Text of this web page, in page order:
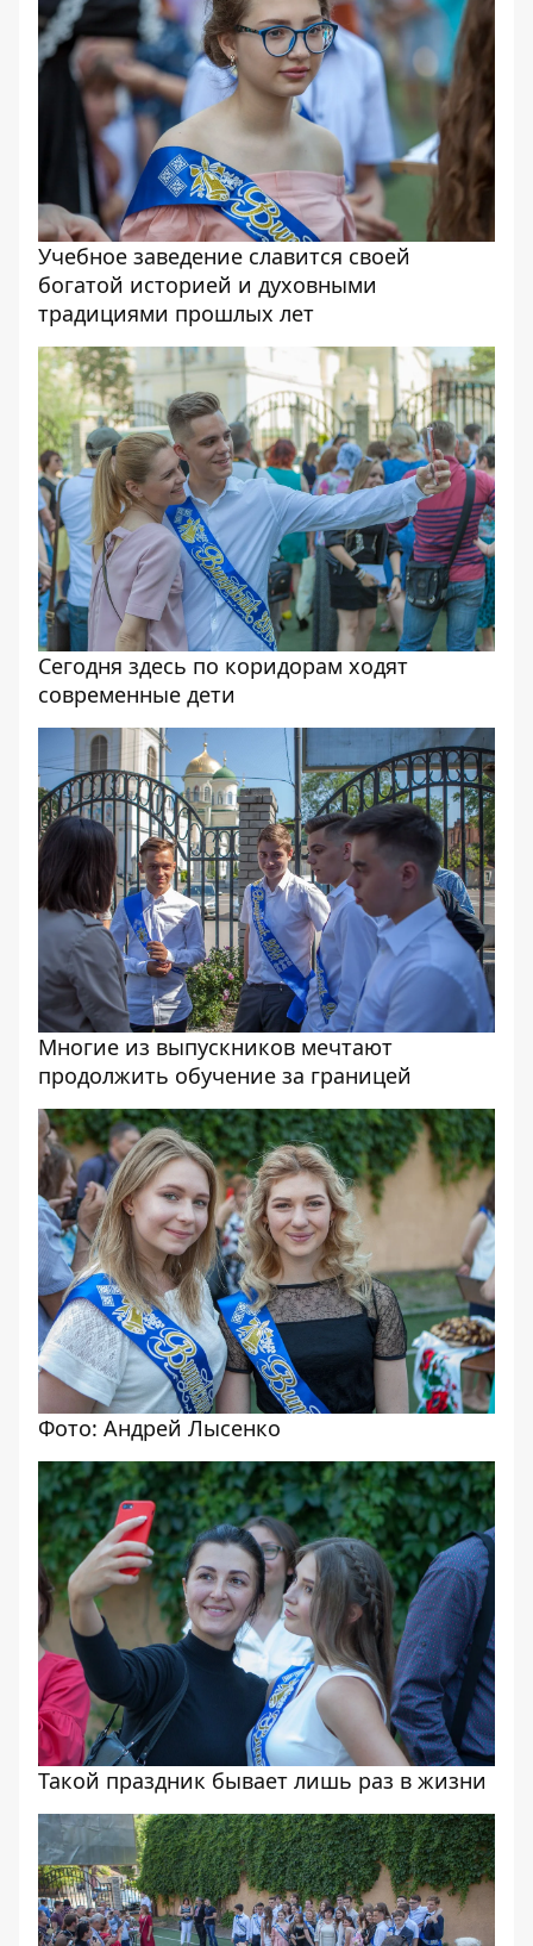
Учебное заведение славится своей
богатой историей и духовными
традициями прошлых лет
Сегодня здесь по коридорам ходят
современные дети
Многие из выпускников мечтают
продолжить обучение за границей
Фото: Андрей Лысенко
Такой праздник бывает лишь раз в жизни